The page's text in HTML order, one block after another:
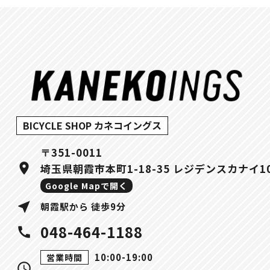
BICYCLE SHOP カネコイングス
location_on
〒351-0011
埼玉県朝霞市本町1-18-35 レジデンスカナイ
Google Mapで開く
near_me 朝霞駅から 徒歩9分
call 048-464-1188
営業時間 10:00-19:00